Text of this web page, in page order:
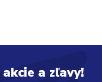
a zľavy!